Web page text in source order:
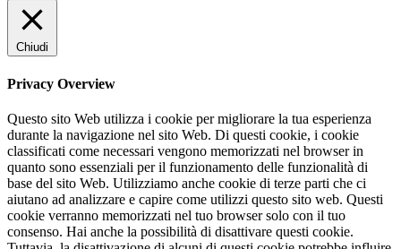
Chiudi
Privacy Overview
Questo sito Web utilizza i cookie per migliorare la tua esperienza
durante la navigazione nel sito Web. Di questi cookie, i cookie
classificati come necessari vengono memorizzati nel browser in
quanto sono essenziali per il funzionamento delle funzionalità di
base del sito Web. Utilizziamo anche cookie di terze parti che ci
aiutano ad analizzare e capire come utilizzi questo sito web. Questi
cookie verranno memorizzati nel tuo browser solo con il tuo
consenso. Hai anche la possibilità di disattivare questi cookie.